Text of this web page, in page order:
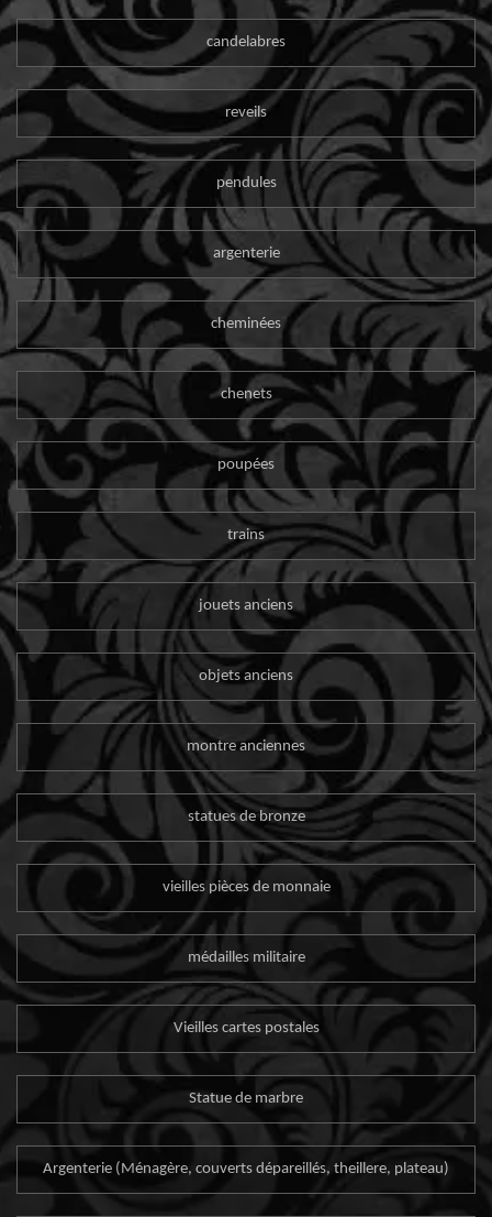
candelabres
reveils
pendules
argenterie
cheminées
chenets
poupées
trains
jouets anciens
objets anciens
montre anciennes
statues de bronze
vieilles pièces de monnaie
médailles militaire
Vieilles cartes postales
Statue de marbre
Argenterie (Ménagère, couverts dépareillés, theillere, plateau)